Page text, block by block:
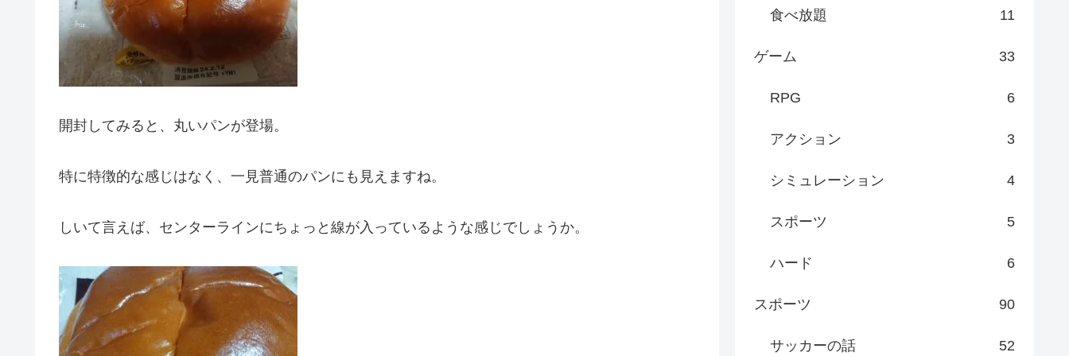
開封してみると、丸いパンが登場。
特に特徴的な感じはなく、一見普通のパンにも見えますね。
しいて言えば、センターラインにちょっと線が入っているような感じでしょうか。
食べ放題 11
ゲーム 33
RPG 6
アクション 3
シミュレーション 4
スポーツ 5
ハード 6
スポーツ 90
サッカーの話 52